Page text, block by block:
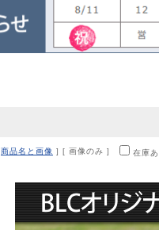
商品名と画像 ] [ 画像のみ ] 在庫